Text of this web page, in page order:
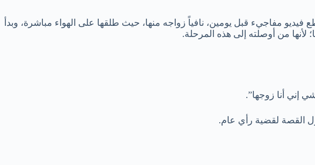
مفاجيء قبل يومين، نافياً زواجه منها، حيث طلقها على الهواء مباشرة، وبدأ
لأنها من أوصلته إلى هذه المرحلة.
إني أنا زوجها”.
القصة لقضية رأي عام.